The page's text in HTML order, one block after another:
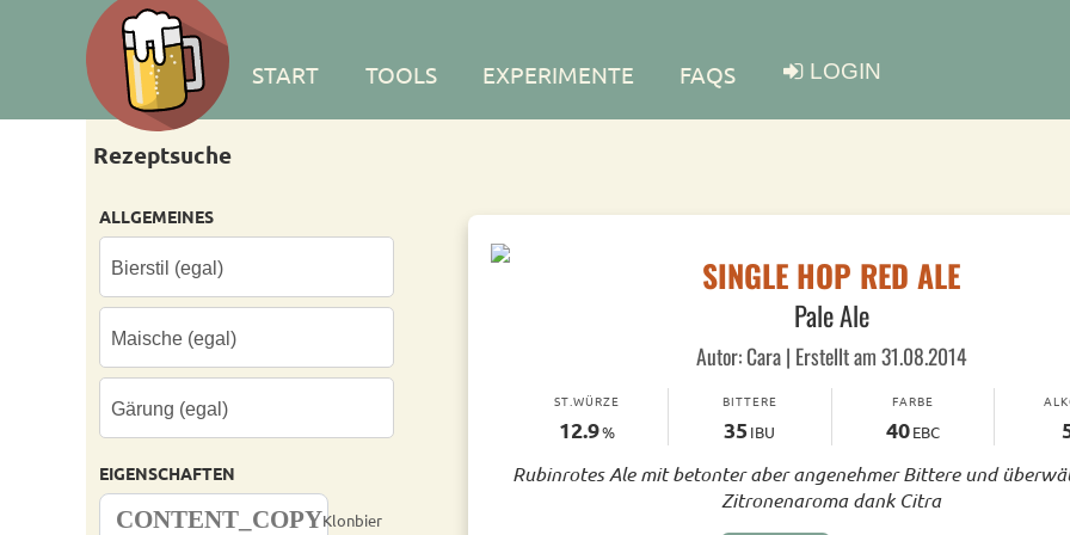
START TOOLS EXPERIMENTE FAQS LOGIN
Rezeptsuche
ALLGEMEINES
EIGENSCHAFTEN
CONTENT_COPYKlonbier
SINGLE HOP RED ALE
Pale Ale
Autor: Cara | Erstellt am 31.08.2014
ST.WÜRZE
12.9%
BITTERE
35 IBU
FARBE
40EBC
Rubinrotes Ale mit betonter aber angenehmer Bittere und
Zitronenaroma dank Citra